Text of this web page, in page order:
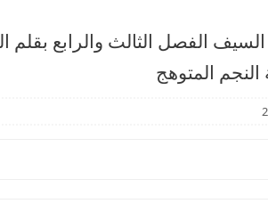
الفصل الثالث والرابع بقلم
المتوهج